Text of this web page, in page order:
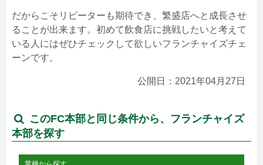
だからこそリピーターも期待でき、繁盛店へと成長させ
ることが出来ます。初めて飲食店に挑戦したいと考えて
いる人にはぜひチェックして欲しいフランチャイズチェ
ーンです。
公開日：2021年04月27日
このFC本部と同じ条件から、フランチャイズ
本部を探す